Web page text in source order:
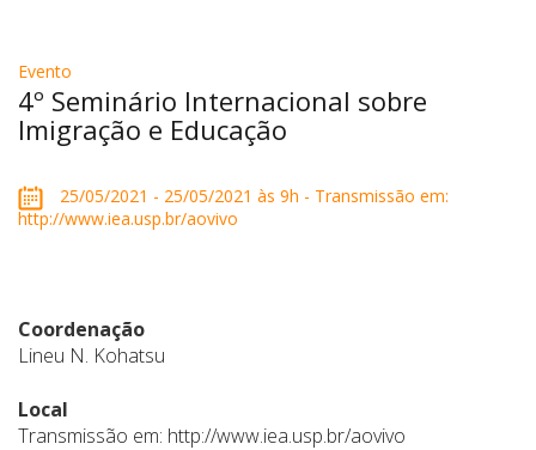
Evento
4º Seminário Internacional sobre
Imigração e Educação
25/05/2021 - 25/05/2021 às 9h - Transmissão em:
http://www.iea.usp.br/aovivo
Coordenação
Lineu N. Kohatsu
Local
Transmissão em: http://www.iea.usp.br/aovivo